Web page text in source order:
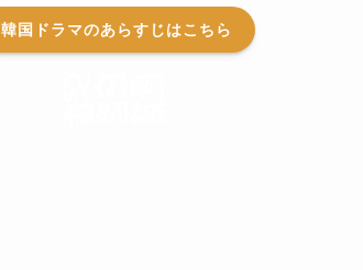
韓国ドラマのあらすじはこちら